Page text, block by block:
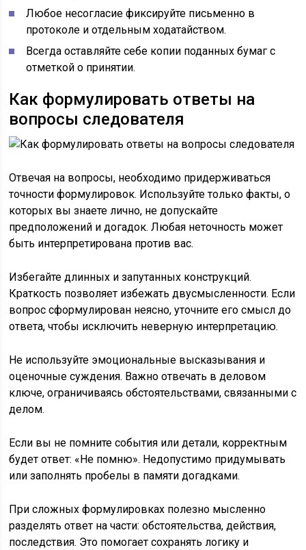
Любое несогласие фиксируйте письменно в
протоколе и отдельным ходатайством.
Всегда оставляйте себе копии поданных бумаг с
отметкой о принятии.
Как формулировать ответы на
вопросы следователя
Отвечая на вопросы, необходимо придерживаться
точности формулировок. Используйте только факты, о
которых вы знаете лично, не допускайте
предположений и догадок. Любая неточность может
быть интерпретирована против вас.
Избегайте длинных и запутанных конструкций.
Краткость позволяет избежать двусмысленности. Если
вопрос сформулирован неясно, уточните его смысл до
ответа, чтобы исключить неверную интерпретацию.
Не используйте эмоциональные высказывания и
оценочные суждения. Важно отвечать в деловом
ключе, ограничиваясь обстоятельствами, связанными с
делом.
Если вы не помните события или детали, корректным
будет ответ: «Не помню». Недопустимо придумывать
или заполнять пробелы в памяти догадками.
При сложных формулировках полезно мысленно
разделять ответ на части: обстоятельства, действия,
последствия. Это помогает сохранять логику и